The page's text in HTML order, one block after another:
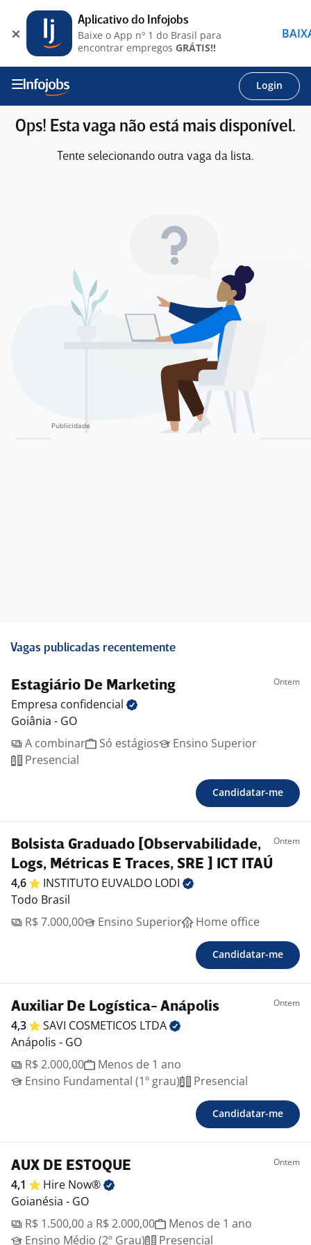
Login
Ops! Esta vaga não está mais disponível.
Tente selecionando outra vaga da lista.
Vagas publicadas recentemente
Estagiário De Marketing Ontem
Empresa confidencial
Goiânia - GO
A combinar
Só estágios
Ensino Superior
Presencial
Candidatar-me
Bolsista Graduado [Observabilidade,
Logs, Métricas E Traces, SRE ] ICT ITAÚ
Ontem
4,6 INSTITUTO EUVALDO LODI
Todo Brasil
R$ 7.000,00
Ensino Superior Home office
Candidatar-me
Auxiliar De Logística- Anápolis Ontem
4,3 SAVI COSMETICOS LTDA
Anápolis - GO
R$ 2.000,00
Menos de 1 ano
Ensino Fundamental (1º grau)
Presencial
Candidatar-me
AUX DE ESTOQUE Ontem
4,1 Hire Now®
Goianésia - GO
R$ 1.500,00 a R$ 2.000,00
Menos de 1 ano
Ensino Médio (2º Grau)
Presencial
Aplicativo do Infojobs
Baixe o App nº 1 do Brasil para
encontrar empregos GRÁTIS!!